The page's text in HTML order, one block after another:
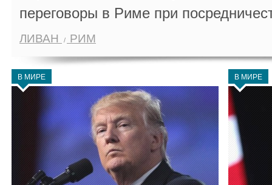
переговоры в Риме при
ЛИВАН РИМ
В МИРЕ В МИРЕ